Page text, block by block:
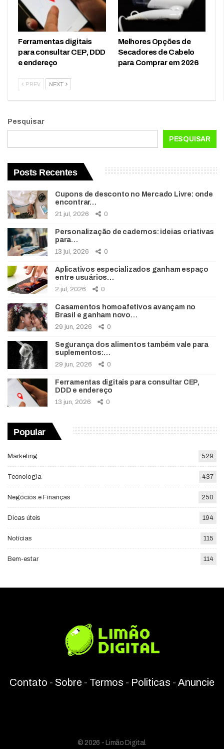
Ferramentas digitais
para consultar CEP, DDD
e endereço
Melhores Opções de
Secadores de Cabelo
para Comprar em 2026
PREV NEXT
Pesquisar
PESQUISAR
Posts Recentes
Cupons de desconto no Mercado Livre: onde
encontrar…
21 jul, 2026 0
Personalização de cadernos: ideias criativas
para…
13 jul, 2026 0
Aplicativos especializados ganham espaço
entre usuários…
2 jul, 2026 0
Casamentos homoafetivos avançam no
Brasil e ganham novo…
29 jun, 2026 0
Segurança dos alimentos também vale para
suplementos:…
29 jun, 2026 0
Ferramentas digitais para consultar CEP,
DDD e endereço
13 jun, 2026 0
Popular
Marketing 529
Tecnologia 437
Negócios e Finanças 250
Dicas úteis 194
Notícias 115
Bem-estar 114
Contato - Sobre - Termos - Politicas - Anuncie
© 2026 - Limão Digital.